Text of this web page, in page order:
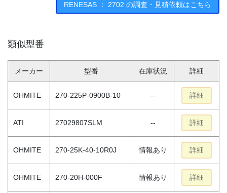
RENESAS ： 2702 の調査・見積依頼はこちら
類似型番
メーカー 型番 在庫状況 詳細
OHMITE 270-225P-0900B-10 -- 詳細
ATI 27029807SLM -- 詳細
OHMITE 270-25K-40-10R0J 情報あり 詳細
OHMITE 270-20H-000F 情報あり 詳細